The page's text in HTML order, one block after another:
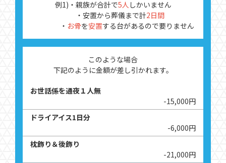
例1)・親族が合計で5人 しかいません
・安置から葬儀まで計2日間
・ お骨を安置する台があるので要りません
このような場合
下記のように金額が差し引かれます。
お世話係を通夜１人無
-15,000円
ドライアイス1日分
-6,000円
枕飾り＆後飾り
-21,000円